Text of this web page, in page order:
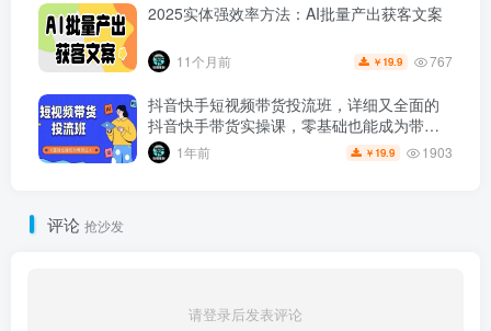
2025实体强效率方法：AI批量产出获客文案
11个月前 ￥ 19.9 767
抖音快手短视频带货投流班，详细又全面的
抖音快手带货实操课，零基础也能成为带货
达人1年前 ￥ 19.9 1903
评论 抢沙发
请登录后发表评论